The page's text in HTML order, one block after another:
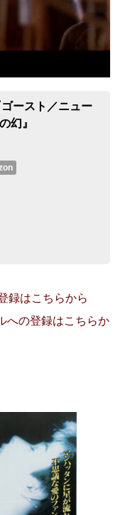
ースト／ニュー
幻』
録はこちらから
への登録はこちらか